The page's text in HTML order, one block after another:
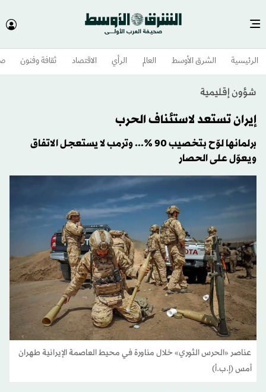
الرئيسية الشرق الأوسط​ العالم الرأي الاقتصاد ثقافة وفنون
شؤون إقليمية
إيران تستعد لاستئناف الحرب
برلمانها لوّح بتخصيب 90 %... وترمب لا يستعجل الاتفاق
ويعوّل على الحصار
عناصر «الحرس الثوري» خلال مناورة في محيط العاصمة الإيرانية طهران
أمس (إ.ب.أ)